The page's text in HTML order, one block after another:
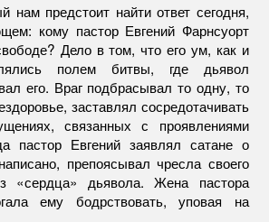
нам предстоит найти ответ сегодня,
кому пастор Евгений Фарнсуорт
Дело в том, что его ум, как и
полем битвы, где дьявол
его. Враг подбрасывал то одну, то
заставлял сосредотачивать
связанных с проявлениями
пастор Евгений заявлял сатане о
препоясывал чресла своего
«сердца» дьявола. Жена пастора
ему бодрствовать, уповая на